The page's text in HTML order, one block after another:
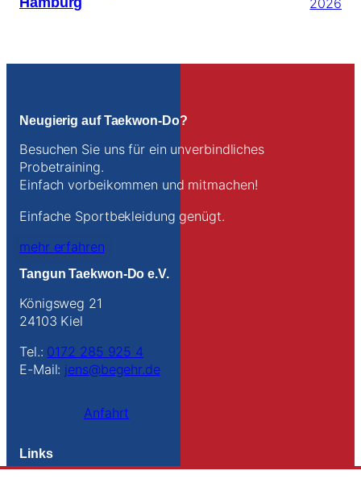
Neugierig auf Taekwon-Do?
Besuchen Sie uns für ein unverbindliches
Probetraining.
Einfach vorbeikommen und mitmachen!
Einfache Sportbekleidung genügt.
mehr erfahren
Tangun Taekwon-Do e.V.
Königsweg 21
24103 Kiel
Tel.: 0172 285 925 4
E-Mail: jens@begehr.de
Anfahrt
Links